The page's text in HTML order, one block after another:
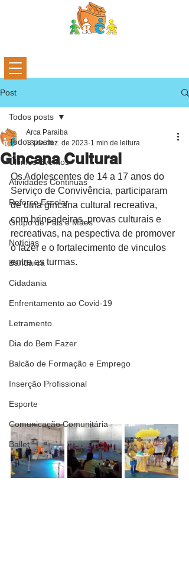
Post
Todos posts
Últimos Eventos
Atividades Continuas
Reforço Escolar
Grupo de Pais e Mães
Notícias
Bandarca
Cidadania
Enfrentamento ao Covid-19
Letramento
Dia do Bem Fazer
Balcão de Formação e Emprego
Inserção Profissional
Esporte
Comunicação Comunitária
Ballet
Todos posts
Gincana Cultural
Arca Paraiba
13 de dez. de 2023 1 min de leitura
Os Adolescentes de 14 a 17 anos do
Serviço de Convivência, participaram
de uma gincana cultural recreativa,
com brincadeiras, provas culturais e
recreativas, na pespectiva de promover
o lazer e o fortalecimento de vinculos
entre as turmas.